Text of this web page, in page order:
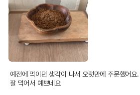
상품 필수 정보
품명 및 모델명
[유통기한] NEW
예전에 먹이던 생각이 나서 오랫만에 주문했어
잘 먹어서 예쁘네요